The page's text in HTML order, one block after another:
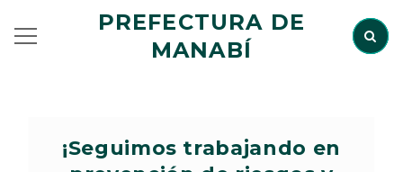
PREFECTURA DE
MANABÍ
¡Seguimos trabajando en